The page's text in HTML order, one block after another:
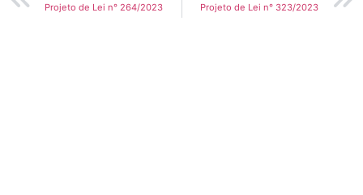
Projeto de Lei n° 264/2023 Projeto de Lei n° 323/2023